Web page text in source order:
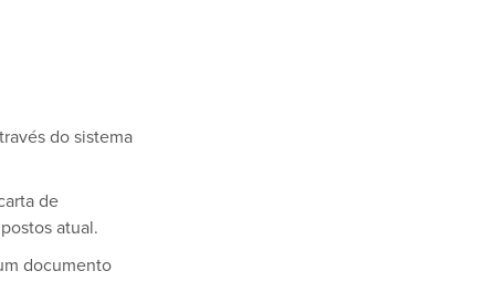
do sistema
de
atual.
documento